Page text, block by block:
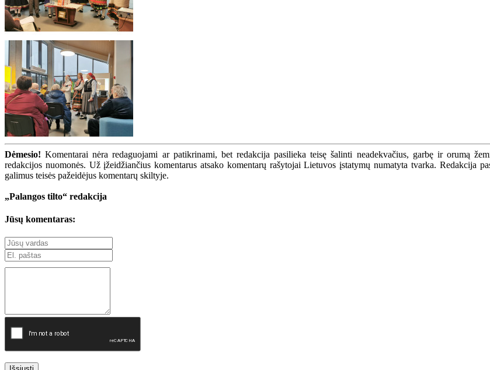
Dėmesio! Komentarai nėra redaguojami ar patikrinami, bet redakcija pasilieka teisę šalinti neadekvačius, garbę ir orumą
redakcijos nuomonės. Už įžeidžiančius komentarus atsako komentarų rašytojai Lietuvos įstatymų numatyta tvarka. Redakcija
galimus teisės pažeidėjus komentarų skiltyje.
„Palangos tilto“ redakcija
Jūsų komentaras: